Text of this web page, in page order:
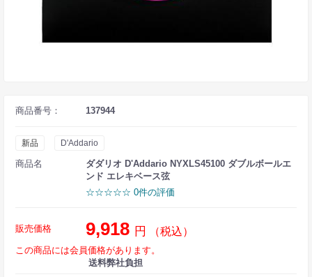
商品番号： 137944
新品 D'Addario
商品名
ダダリオ D'Addario NYXLS45100 ダブルボールエ
ンド エレキベース弦
☆☆☆☆☆ 0件の評価
販売価格 9,918 円 （税込）
この商品には会員価格があります。
送料弊社負担